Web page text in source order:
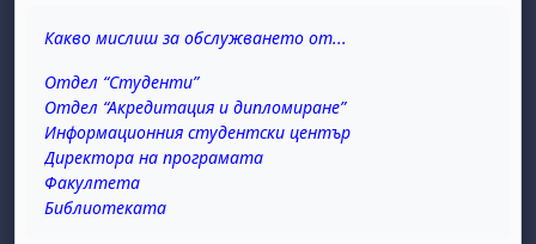
Какво мислиш за обслужването от...
Отдел “Студенти”
Отдел “Акредитация и дипломиране”
Информационния студентски център
Директора на програмата
Факултета
Библиотеката